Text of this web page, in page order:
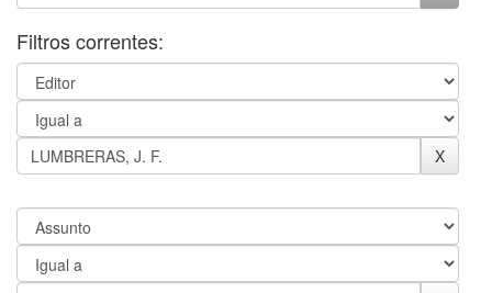
Filtros correntes: